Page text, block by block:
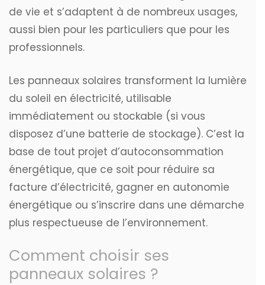
de vie et s’adaptent à de nombreux usages,
aussi bien pour les particuliers que pour les
professionnels.
Les panneaux solaires transforment la lumière
du soleil en électricité, utilisable
immédiatement ou stockable (si vous
disposez d’une batterie de stockage). C’est la
base de tout projet d’autoconsommation
énergétique, que ce soit pour réduire sa
facture d’électricité, gagner en autonomie
énergétique ou s’inscrire dans une démarche
plus respectueuse de l’environnement.
Comment choisir ses
panneaux solaires ?